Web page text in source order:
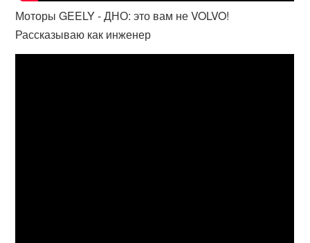
Моторы GEELY - ДНО: это вам не VOLVO!
Рассказываю как инженер